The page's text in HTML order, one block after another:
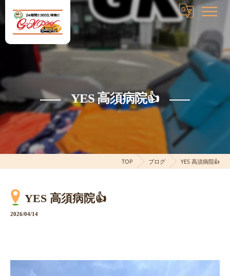
YES 高須病院👍
TOP ブログ YES 高須病院👍
YES 高須病院👍
2026/04/14